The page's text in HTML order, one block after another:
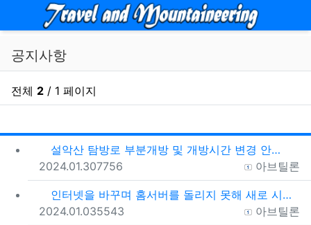
메뉴
공지사항
전체 2 / 1 페이지
설악산 탐방로 부분개방 및 개방시간 변경 안내(1.26…
등록자
아브틸론
등록일
2024.01.30조회
7756
인터넷을 바꾸며 홈서버를 돌리지 못해 새로 시작합니다.
등록자
아브틸론
등록일
2024.01.03조회
5543